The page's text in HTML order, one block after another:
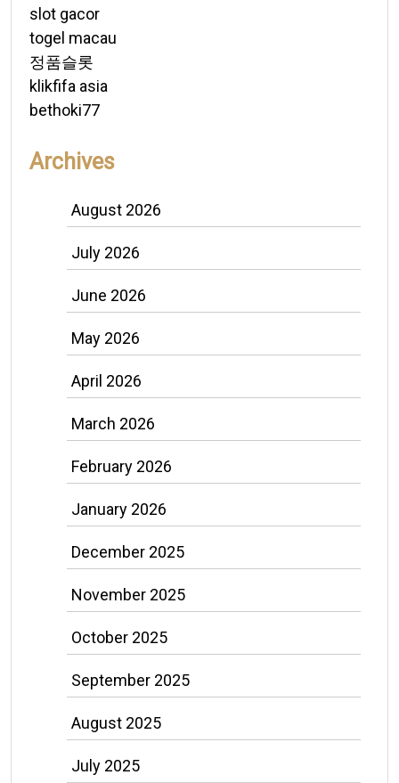
slot gacor
togel macau
정품슬롯
klikfifa asia
bethoki77
Archives
August 2026
July 2026
June 2026
May 2026
April 2026
March 2026
February 2026
January 2026
December 2025
November 2025
October 2025
September 2025
August 2025
July 2025